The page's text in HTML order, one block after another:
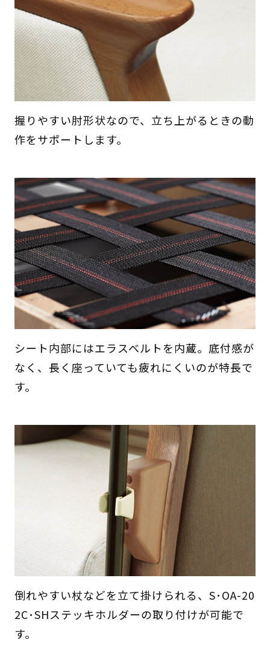
握りやすい肘形状なので、立ち上がるときの動
作をサポートします。
シート内部にはエラスベルトを内蔵。底付感が
なく、長く座っていても疲れにくいのが特長で
す。
倒れやすい杖などを立て掛けられる、S･OA-20
2C･SHステッキホルダーの取り付けが可能で
す。